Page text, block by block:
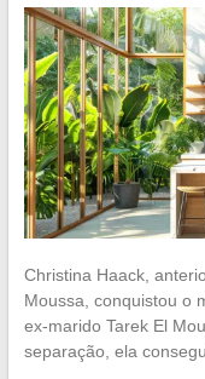
Christina Haack,
Moussa, conquistou o
ex-marido Tarek El
separação, ela